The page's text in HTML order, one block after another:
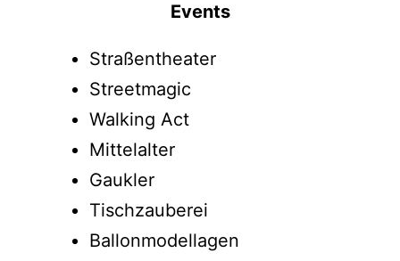
Events
Straßentheater
Streetmagic
Walking Act
Mittelalter
Gaukler
Tischzauberei
Ballonmodellagen